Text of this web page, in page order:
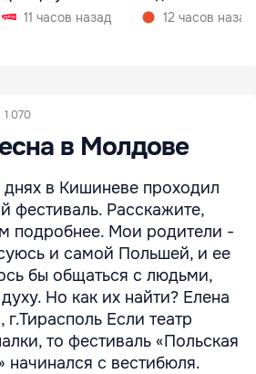
11 часов назад
12 часов назад
1 070
в Молдове
в Кишиневе проходил
фестиваль. Расскажите,
подробнее. Мои родители -
и самой Польшей, и ее
бы общаться с людьми,
Но как их найти? Елена
Если театр
то фестиваль «Польская
начинался с вестибюля.